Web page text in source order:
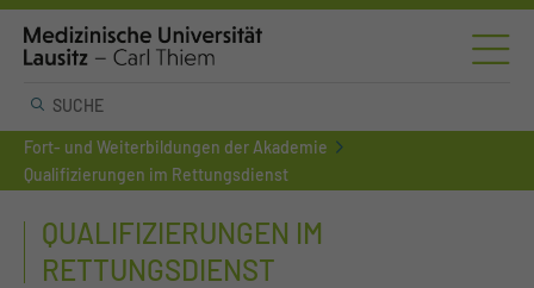
Fort- und Weiterbildungen der Akademie
Qualifizierungen im Rettungsdienst
QUALIFIZIERUNGEN IM
RETTUNGSDIENST